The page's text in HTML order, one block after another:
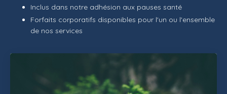
Inclus dans notre adhésion aux pauses santé
Forfaits corporatifs disponibles pour l'un ou l'ensemble
de nos services